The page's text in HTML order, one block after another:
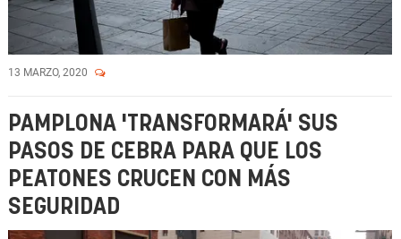
13 MARZO, 2020
PAMPLONA 'TRANSFORMARÁ' SUS
PASOS DE CEBRA PARA QUE LOS
PEATONES CRUCEN CON MÁS
SEGURIDAD